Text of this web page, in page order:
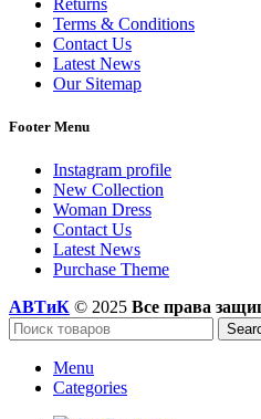
Terms & Conditions
Contact Us
Latest News
Our Sitemap
Footer Menu
Instagram profile
New Collection
Woman Dress
Contact Us
Latest News
Purchase Theme
АВТиК © 2025 Все права
Menu
Categories